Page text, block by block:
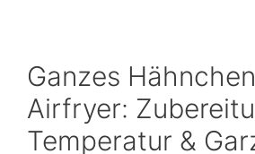
Ganzes
Airfryer:
Temperatur &